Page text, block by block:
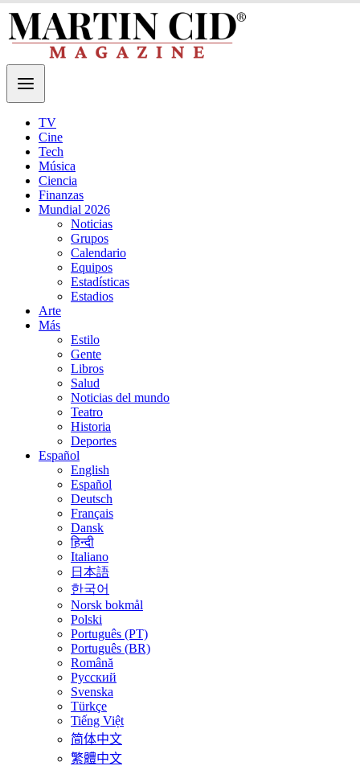
TV
Cine
Tech
Música
Ciencia
Finanzas
Mundial 2026
Noticias
Grupos
Calendario
Equipos
Estadísticas
Estadios
Arte
Más
Estilo
Gente
Libros
Salud
Noticias del mundo
Teatro
Historia
Deportes
Español
English
Español
Deutsch
Français
Dansk
हिन्दी
Italiano
日本語
한국어
Norsk bokmål
Polski
Português (PT)
Português (BR)
Română
Русский
Svenska
Türkçe
Tiếng Việt
简体中文
繁體中文